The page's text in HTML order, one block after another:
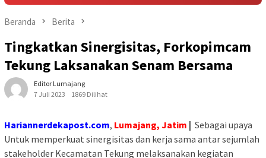
Beranda Berita
Tingkatkan Sinergisitas, Forkopimcam
Tekung Laksanakan Senam Bersama
Editor Lumajang
7 Juli 2023
1869 Dilihat
Hariannerdekapost.com, Lumajang, Jatim | Sebagai upaya
Untuk memperkuat sinergisitas dan kerja sama antar sejumlah
stakeholder Kecamatan Tekung melaksanakan kegiatan